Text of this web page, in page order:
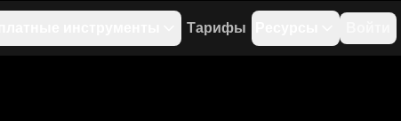
Тарифы